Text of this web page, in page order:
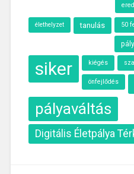
élethelyzet tanulás 50
siker kiégés
önfejlődés
pályaváltás
Digitális Életpálya